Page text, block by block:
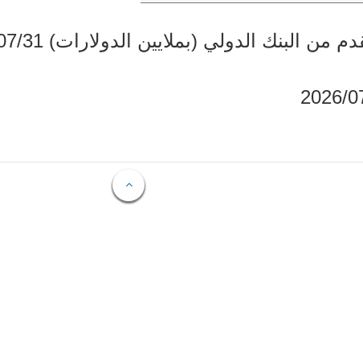
الدولي (بملايين الدولارات) 2026/07/31